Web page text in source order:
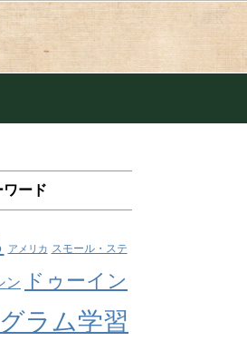
ード
アメリカ スモール・ステ
ン
ドゥーイン
ラム学習